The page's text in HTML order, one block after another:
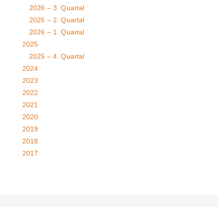
2026 – 3. Quartal
2026 – 2. Quartal
2026 – 1. Quartal
2025
2025 – 4. Quartal
2024
2023
2022
2021
2020
2019
2018
2017